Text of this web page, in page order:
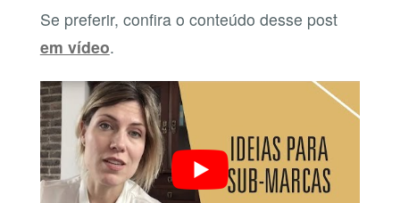
Se preferir, confira o conteúdo desse post
em vídeo.